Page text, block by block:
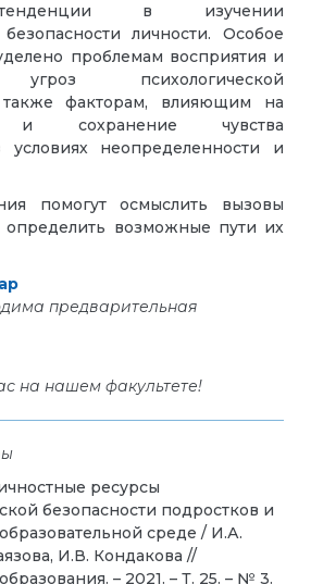
в изучении
безопасности личности. Особое
проблемам восприятия и
угроз психологической
также факторам, влияющим на
и сохранение чувства
неопределенности и
помогут осмыслить вызовы
определить возможные пути их
предварительная
на нашем факультете!
ресурсы
безопасности подростков и
среде / И.А.
И.В. Кондакова //
– 2021. – Т. 25. – № 3.